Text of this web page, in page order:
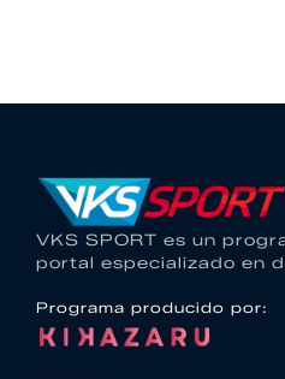
VKS SPORT es un
portal especializado en
Programa producido por: